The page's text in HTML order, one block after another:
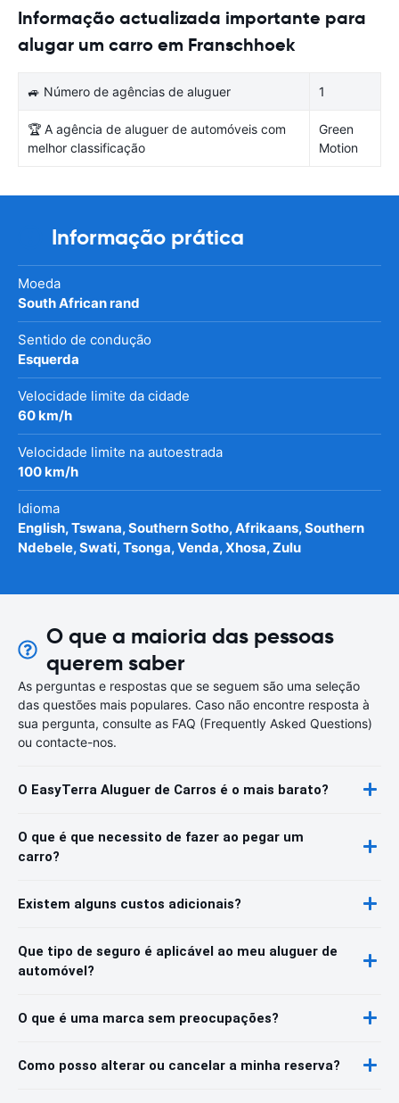
Informação actualizada importante para
alugar um carro em Franschhoek
🚙 Número de agências de aluguer 1
🏆 A agência de aluguer de automóveis com
melhor classificação
Green
Motion
Informação prática
Moeda
South African rand
Sentido de condução
Esquerda
Velocidade limite da cidade
60 km/h
Velocidade limite na autoestrada
100 km/h
Idioma
English, Tswana, Southern Sotho, Afrikaans, Southern
Ndebele, Swati, Tsonga, Venda, Xhosa, Zulu
O que a maioria das pessoas
querem saber
As perguntas e respostas que se seguem são uma seleção
das questões mais populares. Caso não encontre resposta à
sua pergunta, consulte as FAQ (Frequently Asked Questions)
ou contacte-nos.
O EasyTerra Aluguer de Carros é o mais barato?
O que é que necessito de fazer ao pegar um
carro?
Existem alguns custos adicionais?
Que tipo de seguro é aplicável ao meu aluguer de
automóvel?
O que é uma marca sem preocupações?
Como posso alterar ou cancelar a minha reserva?